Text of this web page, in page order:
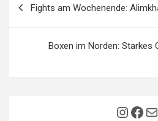
Fights am Wochenende:
Boxen im Norden: Starkes
E-